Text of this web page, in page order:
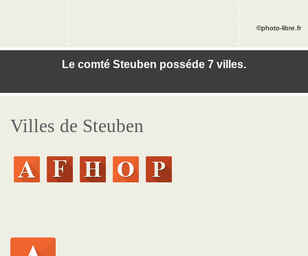
Le comté Steuben posséde 7 villes.
©photo-libre.fr
Villes de Steuben